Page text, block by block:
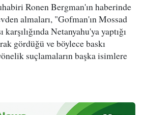
Ronen Bergman'ın haberinde
almaları, "Gofman'ın Mossad
karşılığında Netanyahu'ya yaptığı
gördüğü ve böylece baskı
suçlamaların başka isimlere